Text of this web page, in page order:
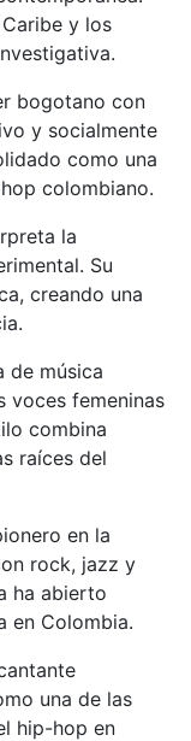
y los
bogotano con
y socialmente
como una
colombiano.
la
Su
creando una
de música
voces femeninas
combina
raíces del
en la
rock, jazz y
ha abierto
en Colombia.
una de las
hip-hop en